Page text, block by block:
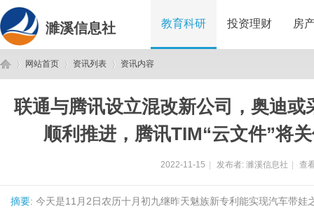
濉溪信息社 教育科研 投资理财 房
网站首页
›
资讯列表
›
资讯内容
联通与腾讯设立混改新公司，奥迪
顺利推进，腾讯TIM“云文件”将
2022-11-15 发布者: 濉溪信息社 查
摘要: 今天是11月2日农历十月初九继昨天魅族新专利能实现汽车带